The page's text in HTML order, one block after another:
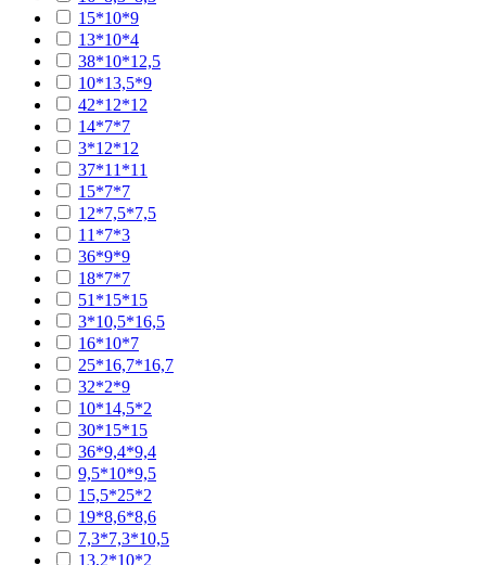
15*10*9
13*10*4
38*10*12,5
10*13,5*9
42*12*12
14*7*7
3*12*12
37*11*11
15*7*7
12*7,5*7,5
11*7*3
36*9*9
18*7*7
51*15*15
3*10,5*16,5
16*10*7
25*16,7*16,7
32*2*9
10*14,5*2
30*15*15
36*9,4*9,4
9,5*10*9,5
15,5*25*2
19*8,6*8,6
7,3*7,3*10,5
13,2*10*2